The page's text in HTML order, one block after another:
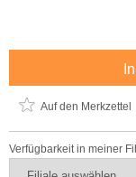
Auf den Merkzettel
Verfügbarkeit in meiner